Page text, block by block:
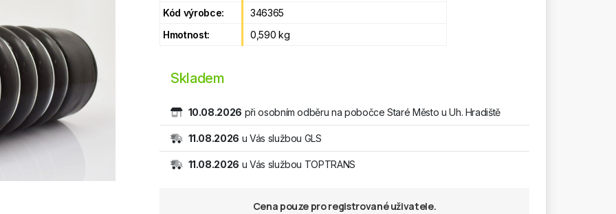
Kód výrobce:
346365
Hmotnost:
0,590 kg
Skladem
10.08.2026 při osobním odběru na pobočce Staré Město u Uh. Hradiště
11.08.2026 u Vás službou GLS
11.08.2026 u Vás službou TOPTRANS
Cena pouze pro registrované uživatele.